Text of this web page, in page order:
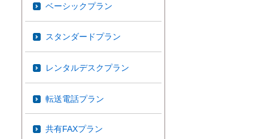
ベーシックプラン
スタンダードプラン
レンタルデスクプラン
転送電話プラン
共有FAXプラン